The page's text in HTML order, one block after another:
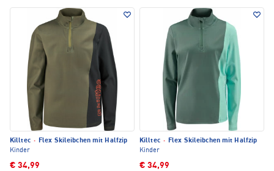
Killtec · Flex Skileibchen mit Halfzip
Kinder
€ 34,99
Killtec · Flex Skileibchen mit Halfzip
Kinder
€ 34,99